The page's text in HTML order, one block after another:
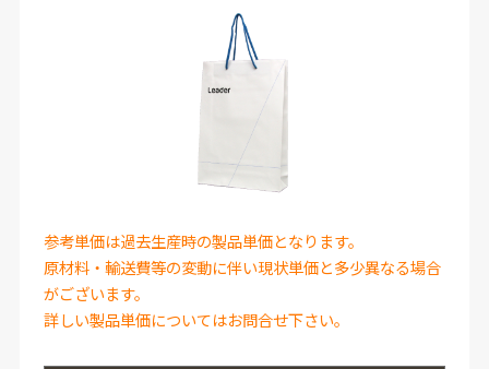
参考単価は過去生産時の製品単価となります。
原材料・輸送費等の変動に伴い現状単価と多少異なる場合
がございます。
詳しい製品単価についてはお問合せ下さい。